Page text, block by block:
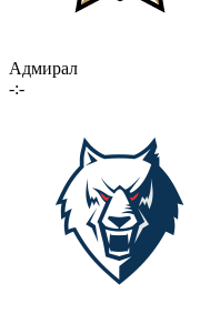
Адмирал
-:-